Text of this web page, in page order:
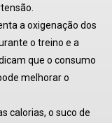
a oxigenação dos
o treino e a
que o consumo
melhorar o
calorias, o suco de